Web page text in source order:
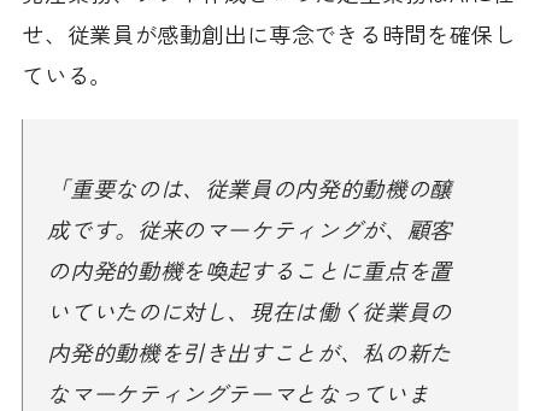
せ、従業員が感動創出に専念できる時間を確保し
ている。
「重要なのは、従業員の内発的動機の醸
成です。従来のマーケティングが、顧客
の内発的動機を喚起することに重点を置
いていたのに対し、現在は働く従業員の
内発的動機を引き出すことが、私の新た
なマーケティングテーマとなっていま